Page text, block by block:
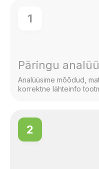
1
Päringu
Analüüsime mõõdud,
korrektne lähteinfo
2